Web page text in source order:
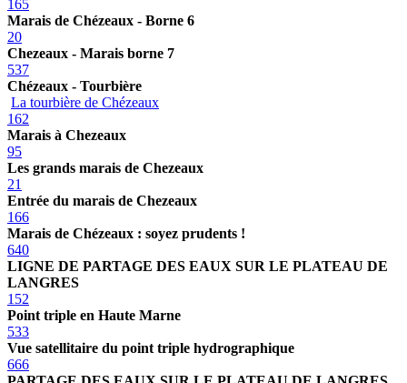
165
Marais de Chézeaux - Borne 6
20
Chezeaux - Marais borne 7
537
Chézeaux - Tourbière
La tourbière de Chézeaux
162
Marais à Chezeaux
95
Les grands marais de Chezeaux
21
Entrée du marais de Chezeaux
166
Marais de Chézeaux : soyez prudents !
640
LIGNE DE PARTAGE DES EAUX SUR LE PLATEAU DE
LANGRES
152
Point triple en Haute Marne
533
Vue satellitaire du point triple hydrographique
666